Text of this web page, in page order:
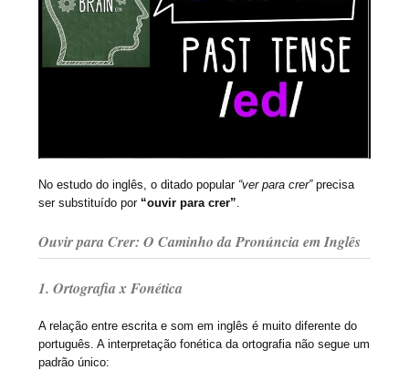
No estudo do inglês, o ditado popular “ver para crer”precisa
ser substituído por “ouvir para crer”.
Ouvir para Crer: O Caminho da Pronúncia em Inglês
1. Ortografia x Fonética
A relação entre escrita e som em inglês é muito diferente do
português. A interpretação fonética da ortografia não segue um
padrão único: